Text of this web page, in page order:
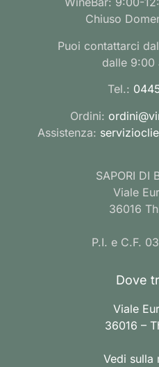
Chiuso
Puoi contattarci
dalle 9:00
Tel.:
Ordini:
Assistenza:
SAPORI DI
Viale
36016
P.I. e C.F.
Dove
Viale
36016 –
Vedi sulla